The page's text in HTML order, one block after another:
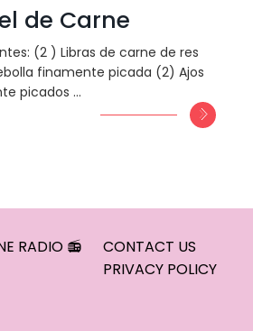
de Carne
(2 ) Libras de carne de res
finamente picada (2) Ajos
picados …
RADIO 📻
CONTACT US
PRIVACY POLICY